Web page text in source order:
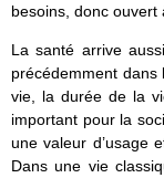
besoins, donc ouvert
La santé arrive
précédemment dans
vie, la durée de la
important pour la
une valeur d’usage
Dans une vie